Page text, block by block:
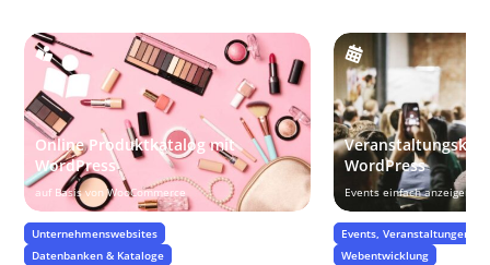
Online Produktkatalog mit
WordPress
auf Basis von WooCommerce
Unternehmenswebsites
Datenbanken & Kataloge
WordPress
Events einfach anzeigen
Events, Veranstaltungen &
Webentwicklung